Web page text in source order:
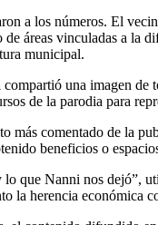
a los números. El
áreas vinculadas a la
municipal.
una imagen de
de la parodia para
más comentado de la
beneficios o
que Nanni nos dejó”,
la herencia económica